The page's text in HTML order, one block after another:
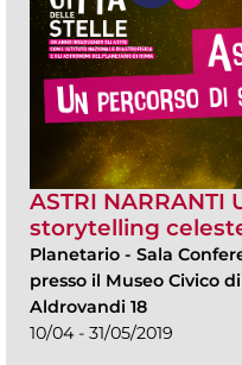
ASTRI NARRANTI
storytelling
Planetario - Sala
presso il Museo Civico
Aldrovandi 18
10/04 - 31/05/2019